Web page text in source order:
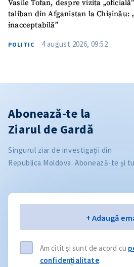
Vasile Tofan, despre vizita
taliban din Afganistan la Chișinău:
inacceptabilă”
POLITIC 4 august 2026, 09:52
Abonează-te la
Ziarul de Gardă
Singurul ziar de investigații din
Republica Moldova. Abonează-te și
+ Adaugă
Am citit și sunt de acord cu
confidențialitate.